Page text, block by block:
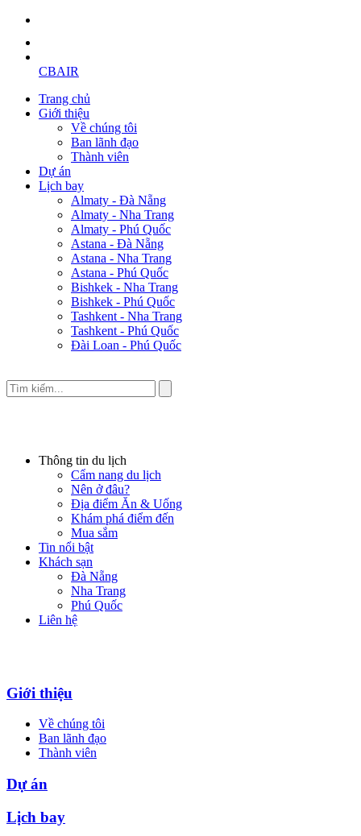
CBAIR
Trang chủ
Giới thiệu
Về chúng tôi
Ban lãnh đạo
Thành viên
Dự án
Lịch bay
Almaty - Đà Nẵng
Almaty - Nha Trang
Almaty - Phú Quốc
Astana - Đà Nẵng
Astana - Nha Trang
Astana - Phú Quốc
Bishkek - Nha Trang
Bishkek - Phú Quốc
Tashkent - Nha Trang
Tashkent - Phú Quốc
Đài Loan - Phú Quốc
Thông tin du lịch
Cẩm nang du lịch
Nên ở đâu?
Địa điểm Ăn & Uống
Khám phá điểm đến
Mua sắm
Tin nổi bật
Khách sạn
Đà Nẵng
Nha Trang
Phú Quốc
Liên hệ
Giới thiệu
Về chúng tôi
Ban lãnh đạo
Thành viên
Dự án
Lịch bay